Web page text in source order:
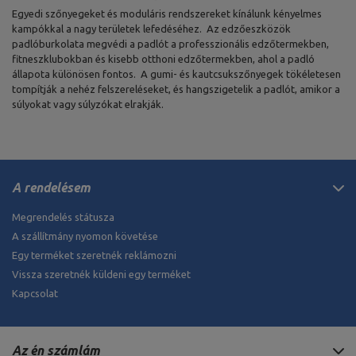
Egyedi szőnyegeket és moduláris rendszereket kínálunk kényelmes
kampókkal a nagy területek lefedéséhez. Az edzőeszközök
padlóburkolata megvédi a padlót a professzionális edzőtermekben,
fitneszklubokban és kisebb otthoni edzőtermekben, ahol a padló
állapota különösen fontos. A gumi- és kautcsukszőnyegek tökéletesen
tompítják a nehéz felszereléseket, és hangszigetelik a padlót, amikor a
súlyokat vagy súlyzókat elrakják.
A rendelésem
Megrendelés státusza
A szállítmány nyomon követése
Egy terméket szeretnék reklámozni
Vissza szeretnék küldeni egy terméket
Kapcsolat
Az én számlám